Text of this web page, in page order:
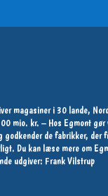
magasiner i 30 lande,
mio. kr. – Hos Egmont
de fabrikker,
Du kan læse mere om
udgiver: Frank Vilstrup